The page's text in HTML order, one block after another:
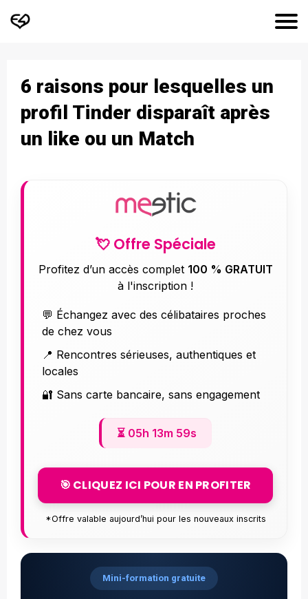
6 raisons pour lesquelles un
profil Tinder disparaît après
un like ou un Match
💘 Offre Spéciale
Profitez d’un accès complet 100 % GRATUIT
à l'inscription !
💬 Échangez avec des célibataires proches
de chez vous
📍 Rencontres sérieuses, authentiques et
locales
🔐 Sans carte bancaire, sans engagement
⏳ 05h 13m 58s
🎯 CLIQUEZ ICI POUR EN PROFITER
*Offre valable aujourd’hui pour les nouveaux inscrits
Mini-formation gratuite